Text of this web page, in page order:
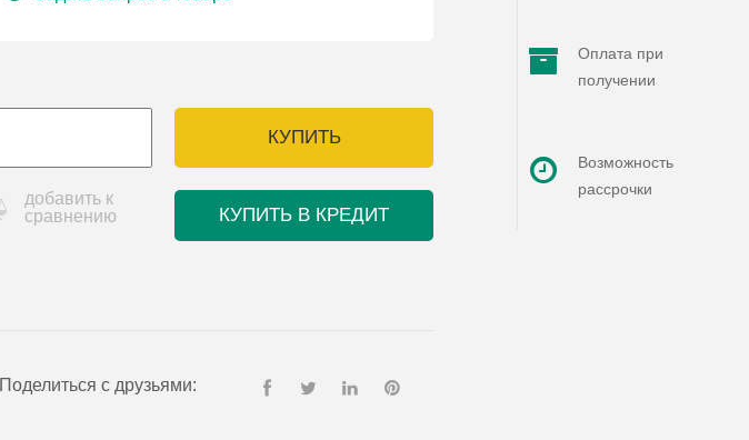
КУПИТЬ
добавить к
сравнению
КУПИТЬ В КРЕДИТ
Поделиться с друзьями:
Оплата при
получении
Возможность
рассрочки